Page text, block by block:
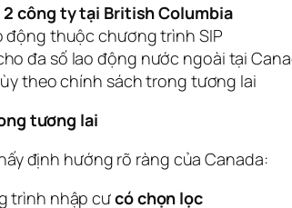
2 công ty tại British Columbia
động thuộc chương trình SIP
đa số lao động nước ngoài tại
theo chính sách trong tương lai
tương lai
định hướng rõ ràng của Canada:
trình nhập cưcó chọn lọc